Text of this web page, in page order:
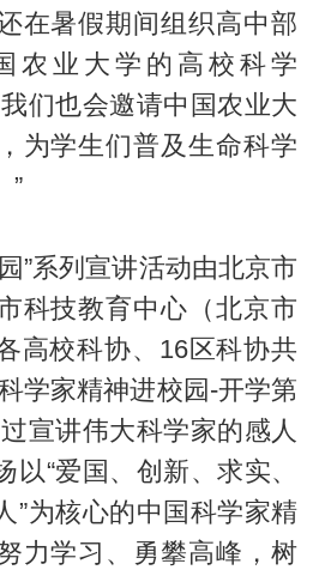
在暑假期间组织高中部
农业大学的高校科学
们也会邀请中国农业大
为学生们普及生命科学
”
”系列宣讲活动由北京市
科技教育中心（北京市
高校科协、16区科协共
学家精神进校园-开学第
宣讲伟大科学家的感人
以“爱国、创新、求实、
”为核心的中国科学家精
力学习、勇攀高峰，树